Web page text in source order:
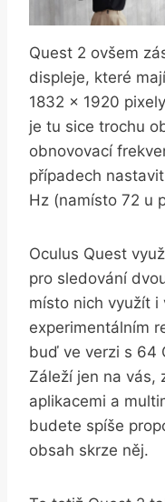
Quest 2 ovšem
displeje, které
1832 x 1920
je tu sice trochu
obnovovací
případech
Hz (namísto 72 u
Oculus Quest
pro sledování
místo nich využít i
experimentálním
buď ve verzi s 64
Záleží jen na vás,
aplikacemi a
budete spíše
obsah skrze něj.